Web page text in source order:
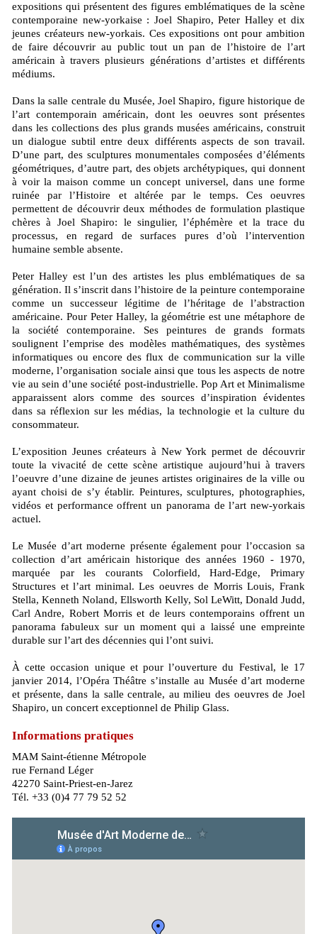
expositions qui présentent des figures emblématiques de la scène
contemporaine new-yorkaise : Joel Shapiro, Peter Halley et dix
jeunes créateurs new-yorkais. Ces expositions ont pour ambition
de faire découvrir au public tout un pan de l’histoire de l’art
américain à travers plusieurs générations d’artistes et différents
médiums.
Dans la salle centrale du Musée, Joel Shapiro, figure historique de
l’art contemporain américain, dont les oeuvres sont présentes
dans les collections des plus grands musées américains, construit
un dialogue subtil entre deux différents aspects de son travail.
D’une part, des sculptures monumentales composées d’éléments
géométriques, d’autre part, des objets archétypiques, qui donnent
à voir la maison comme un concept universel, dans une forme
ruinée par l’Histoire et altérée par le temps. Ces oeuvres
permettent de découvrir deux méthodes de formulation plastique
chères à Joel Shapiro: le singulier, l’éphémère et la trace du
processus, en regard de surfaces pures d’où l’intervention
humaine semble absente.
Peter Halley est l’un des artistes les plus emblématiques de sa
génération. Il s’inscrit dans l’histoire de la peinture contemporaine
comme un successeur légitime de l’héritage de l’abstraction
américaine. Pour Peter Halley, la géométrie est une métaphore de
la société contemporaine. Ses peintures de grands formats
soulignent l’emprise des modèles mathématiques, des systèmes
informatiques ou encore des flux de communication sur la ville
moderne, l’organisation sociale ainsi que tous les aspects de notre
vie au sein d’une société post-industrielle. Pop Art et Minimalisme
apparaissent alors comme des sources d’inspiration évidentes
dans sa réflexion sur les médias, la technologie et la culture du
consommateur.
L’exposition Jeunes créateurs à New York permet de découvrir
toute la vivacité de cette scène artistique aujourd’hui à travers
l’oeuvre d’une dizaine de jeunes artistes originaires de la ville ou
ayant choisi de s’y établir. Peintures, sculptures, photographies,
vidéos et performance offrent un panorama de l’art new-yorkais
actuel.
Le Musée d’art moderne présente également pour l’occasion sa
collection d’art américain historique des années 1960 - 1970,
marquée par les courants Colorfield, Hard-Edge, Primary
Structures et l’art minimal. Les oeuvres de Morris Louis, Frank
Stella, Kenneth Noland, Ellsworth Kelly, Sol LeWitt, Donald Judd,
Carl Andre, Robert Morris et de leurs contemporains offrent un
panorama fabuleux sur un moment qui a laissé une empreinte
durable sur l’art des décennies qui l’ont suivi.
À cette occasion unique et pour l’ouverture du Festival, le 17
janvier 2014, l’Opéra Théâtre s’installe au Musée d’art moderne
et présente, dans la salle centrale, au milieu des oeuvres de Joel
Shapiro, un concert exceptionnel de Philip Glass.
Informations pratiques
MAM Saint-étienne Métropole
rue Fernand Léger
42270 Saint-Priest-en-Jarez
Tél. +33 (0)4 77 79 52 52